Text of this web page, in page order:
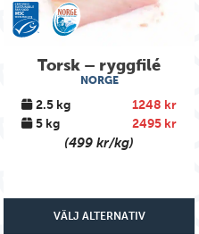
Torsk – ryggfilé
NORGE
2.5 kg
1248 kr
5 kg
2495 kr
(499 kr/kg)
VÄLJ ALTERNATIV